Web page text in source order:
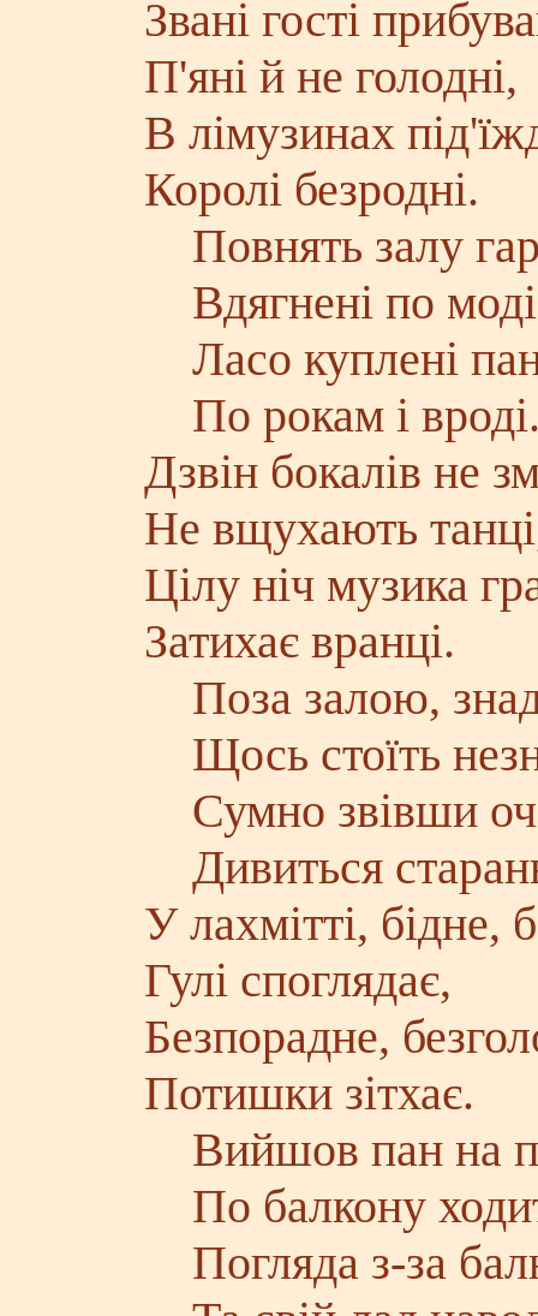
Звані гості
П'яні й не голодні,
В лімузинах
Королі безродні.
Повнять залу
Вдягнені по
Ласо куплені
По рокам і
Дзвін бокалів не
Не вщухають
Цілу ніч музика
Затихає вранці.
Поза залою,
Щось стоїть
Сумно звівши
Дивиться
У лахмітті, бідне,
Гулі споглядає,
Безпорадне,
Потишки зітхає.
Вийшов пан на
По балкону
Погляда з-за